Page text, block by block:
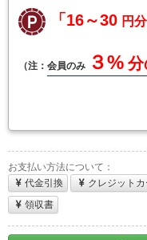
「16～30 円
（注： 会員のみ ３% 分
お支払い方法について：
代金引換
クレジットカ
領収書